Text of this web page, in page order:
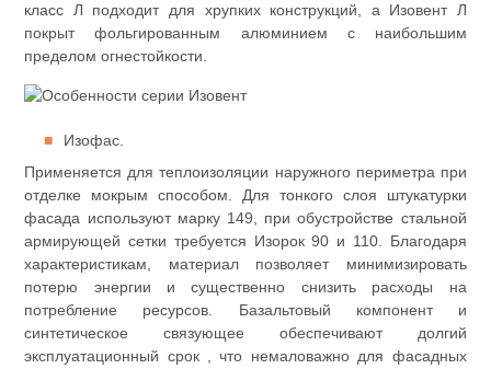
класс Л подходит для хрупких конструкций, а Изовент Л
покрыт фольгированным алюминием с наибольшим
пределом огнестойкости.
Изофас.
Применяется для теплоизоляции наружного периметра при
отделке мокрым способом. Для тонкого слоя штукатурки
фасада используют марку 149, при обустройстве стальной
армирующей сетки требуется Изорок 90 и 110. Благодаря
характеристикам, материал позволяет минимизировать
потерю энергии и существенно снизить расходы на
потребление ресурсов. Базальтовый компонент и
синтетическое связующее обеспечивают долгий
эксплуатационный срок , что немаловажно для фасадных